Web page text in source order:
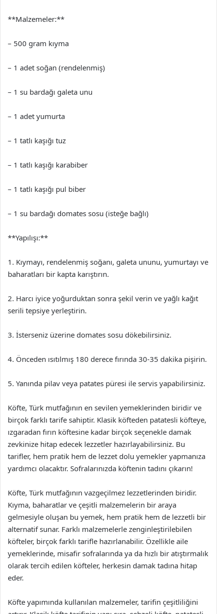
**Malzemeler:**
– 500 gram kıyma
– 1 adet soğan (rendelenmiş)
– 1 su bardağı galeta unu
– 1 adet yumurta
– 1 tatlı kaşığı tuz
– 1 tatlı kaşığı karabiber
– 1 tatlı kaşığı pul biber
– 1 su bardağı domates sosu (isteğe bağlı)
**Yapılışı:**
1. Kıymayı, rendelenmiş soğanı, galeta ununu, yumurtayı ve
baharatları bir kapta karıştırın.
2. Harcı iyice yoğurduktan sonra şekil verin ve yağlı kağıt
serili tepsiye yerleştirin.
3. İsterseniz üzerine domates sosu dökebilirsiniz.
4. Önceden ısıtılmış 180 derece fırında 30-35 dakika pişirin.
5. Yanında pilav veya patates püresi ile servis yapabilirsiniz.
Köfte, Türk mutfağının en sevilen yemeklerinden biridir ve
birçok farklı tarife sahiptir. Klasik köfteden patatesli köfteye,
ızgaradan fırın köftesine kadar birçok seçenekle damak
zevkinize hitap edecek lezzetler hazırlayabilirsiniz. Bu
tarifler, hem pratik hem de lezzet dolu yemekler yapmanıza
yardımcı olacaktır. Sofralarınızda köftenin tadını çıkarın!
Köfte, Türk mutfağının vazgeçilmez lezzetlerinden biridir.
Kıyma, baharatlar ve çeşitli malzemelerin bir araya
gelmesiyle oluşan bu yemek, hem pratik hem de lezzetli bir
alternatif sunar. Farklı malzemelerle zenginleştirilebilen
köfteler, birçok farklı tarifle hazırlanabilir. Özellikle aile
yemeklerinde, misafir sofralarında ya da hızlı bir atıştırmalık
olarak tercih edilen köfteler, herkesin damak tadına hitap
eder.
Köfte yapımında kullanılan malzemeler, tarifin çeşitliliğini